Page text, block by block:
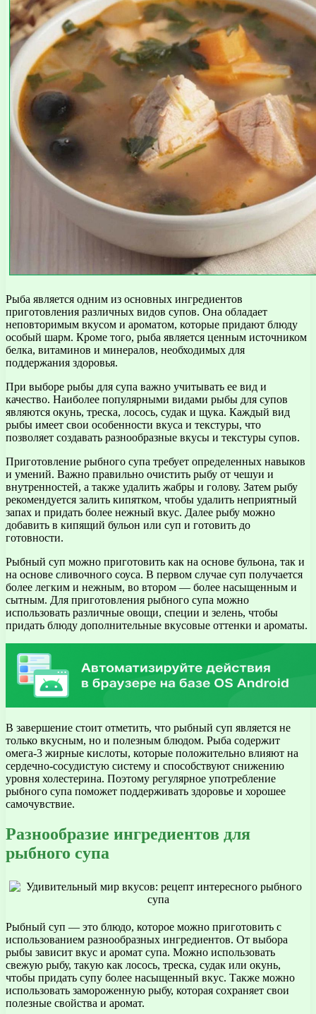
Рыба является одним из основных ингредиентов
приготовления различных видов супов. Она обладает
неповторимым вкусом и ароматом, которые придают блюду
особый шарм. Кроме того, рыба является ценным источником
белка, витаминов и минералов, необходимых для
поддержания здоровья.
При выборе рыбы для супа важно учитывать ее вид и
качество. Наиболее популярными видами рыбы для супов
являются окунь, треска, лосось, судак и щука. Каждый вид
рыбы имеет свои особенности вкуса и текстуры, что
позволяет создавать разнообразные вкусы и текстуры супов.
Приготовление рыбного супа требует определенных навыков
и умений. Важно правильно очистить рыбу от чешуи и
внутренностей, а также удалить жабры и голову. Затем рыбу
рекомендуется залить кипятком, чтобы удалить неприятный
запах и придать более нежный вкус. Далее рыбу можно
добавить в кипящий бульон или суп и готовить до
готовности.
Рыбный суп можно приготовить как на основе бульона, так и
на основе сливочного соуса. В первом случае суп получается
более легким и нежным, во втором — более насыщенным и
сытным. Для приготовления рыбного супа можно
использовать различные овощи, специи и зелень, чтобы
придать блюду дополнительные вкусовые оттенки и ароматы.
В завершение стоит отметить, что рыбный суп является не
только вкусным, но и полезным блюдом. Рыба содержит
омега-3 жирные кислоты, которые положительно влияют на
сердечно-сосудистую систему и способствуют снижению
уровня холестерина. Поэтому регулярное употребление
рыбного супа поможет поддерживать здоровье и хорошее
самочувствие.
Разнообразие ингредиентов для
рыбного супа
Рыбный суп — это блюдо, которое можно приготовить с
использованием разнообразных ингредиентов. От выбора
рыбы зависит вкус и аромат супа. Можно использовать
свежую рыбу, такую как лосось, треска, судак или окунь,
чтобы придать супу более насыщенный вкус. Также можно
использовать замороженную рыбу, которая сохраняет свои
полезные свойства и аромат.